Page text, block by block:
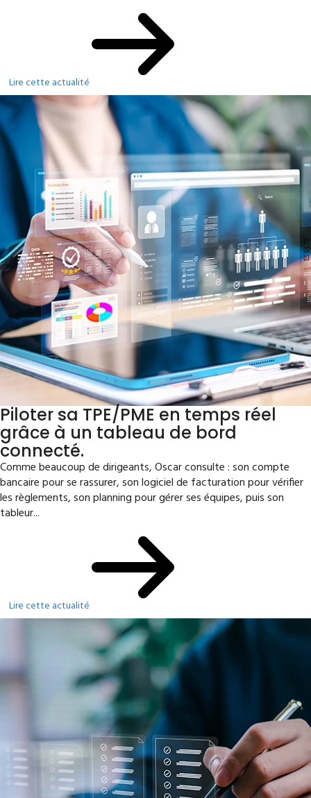
Lire cette actualité
Piloter sa TPE/PME en temps réel
grâce à un tableau de bord
connecté.
Comme beaucoup de dirigeants, Oscar consulte : son compte
bancaire pour se rassurer, son logiciel de facturation pour vérifier
les règlements, son planning pour gérer ses équipes, puis son
tableur...
Lire cette actualité